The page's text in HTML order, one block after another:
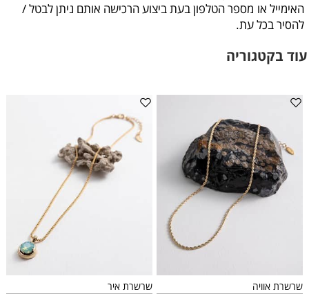
האימייל או מספר הטלפון בעת ביצוע הרכישה אותם ניתן לבטל /
להסיר בכל עת.
עוד בקטגוריה
שרשרת אוויה שרשרת איר